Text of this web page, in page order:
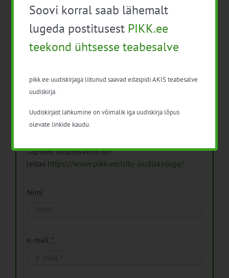
Pikk.ee uudiskirjaga liitumine.
Isikuandmeid töötleme vastavalt
Isikuandmete
Täpsem liitumisvorm on
leitav https://www.pikk.ee/liitu-uudiskirjaga/
Nimi
e-mail *
Soovi korral saab lähemalt
lugeda postitusest PIKK.ee
teekond ühtsesse teabesalve
pikk.ee uudiskirjaga liitunud saavad edaspidi AKIS teabesalve
uudiskirja.
Uudiskirjast lahkumine on võimalik iga uudiskirja lõpus
olevate linkide kaudu.